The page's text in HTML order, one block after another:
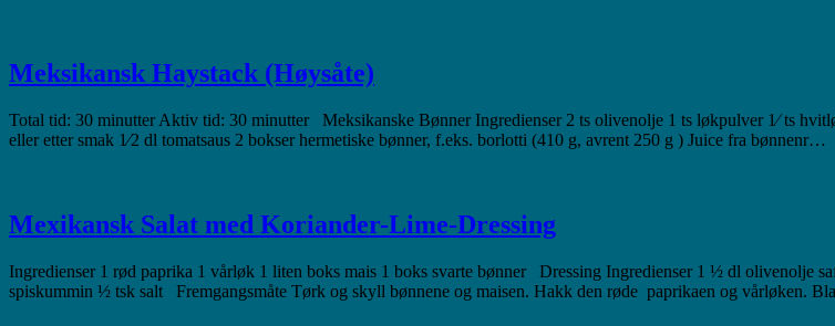
Meksikansk Haystack (Høysåte)
Total tid: 30 minutter Aktiv tid: 30 minutter Meksikanske Bønner Ingredienser 2 ts olivenolje 1 ts løkpulver 1⁄ ts
eller etter smak 1⁄2 dl tomatsaus 2 bokser hermetiske bønner, f.eks. borlotti (410 g, avrent 250 g ) Juice fra bønnenr…
Mexikansk Salat med Koriander-Lime-Dressing
Ingredienser 1 rød paprika 1 vårløk 1 liten boks mais 1 boks svarte bønner Dressing Ingredienser 1 ½ dl olivenolje
spiskummin ½ tsk salt Fremgangsmåte Tørk og skyll bønnene og maisen. Hakk den røde paprikaen og vårløken.